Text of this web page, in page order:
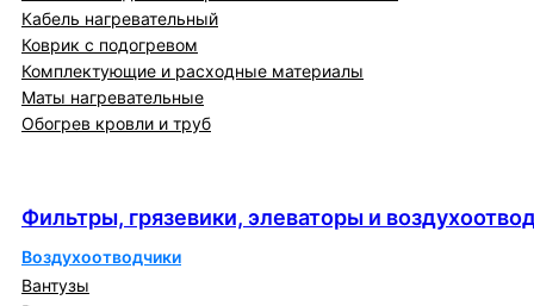
Кабель нагревательный
Коврик с подогревом
Комплектующие и расходные материалы
Маты нагревательные
Обогрев кровли и труб
Фильтры, грязевики, элеваторы и
Воздухоотводчики
Вантузы